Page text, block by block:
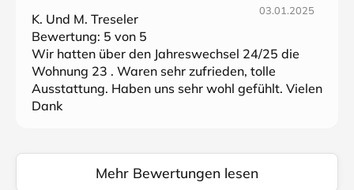
K. Und M. Treseler
03.01.2025
Bewertung: 5 von 5
Wir hatten über den Jahreswechsel 24/25 die
Wohnung 23 . Waren sehr zufrieden, tolle
Ausstattung. Haben uns sehr wohl gefühlt. Vielen
Dank
Mehr Bewertungen lesen